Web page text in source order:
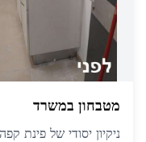
מטבחון במשרד
ניקיון יסודי של פינת